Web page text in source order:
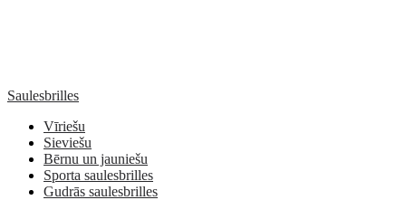
Saulesbrilles
Vīriešu
Sieviešu
Bērnu un jauniešu
Sporta saulesbrilles
Gudrās saulesbrilles